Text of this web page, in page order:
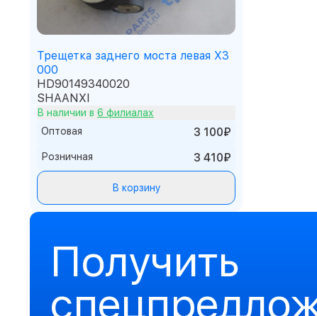
Трещетка заднего моста левая X3
000
HD90149340020
SHAANXI
В наличии в 6 филиалах
Оптовая
3 100₽
Розничная 3 410₽
В корзину
Получить